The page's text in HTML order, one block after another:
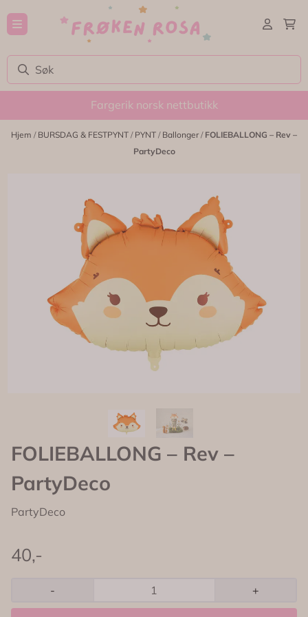
Hopp til innhold
Fargerik norsk nettbutikk
Hjem / BURSDAG & FESTPYNT / PYNT / Ballonger/ FOLIEBALLONG – Rev –
PartyDeco
FOLIEBALLONG – Rev –
PartyDeco
PartyDeco
40,-
- +